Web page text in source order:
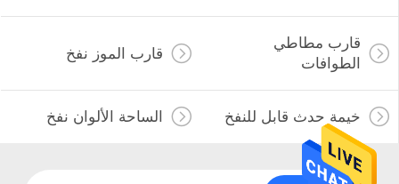
قارب مطاطي
الطوافات
قارب الموز نفخ
خيمة حدث قابل للنفخ الساحة الألوان نفخ